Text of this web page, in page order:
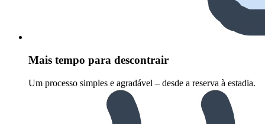
Mais tempo para descontrair
Um processo simples e agradável – desde a reserva à estadia.